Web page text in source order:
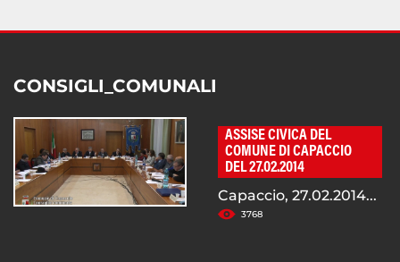
CONSIGLI_COMUNALI
ASSISE CIVICA DEL
COMUNE DI CAPACCIO
DEL 27.02.2014
Capaccio, 27.02.2014...
3768